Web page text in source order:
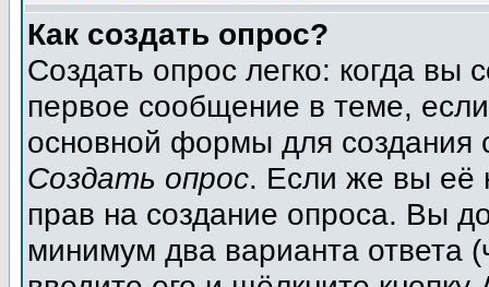
Как создать опрос?
Создать опрос легко: когда вы
первое сообщение в теме,
основной формы для
Создать опрос. Если же вы её
прав на создание опроса. Вы
минимум два варианта ответа